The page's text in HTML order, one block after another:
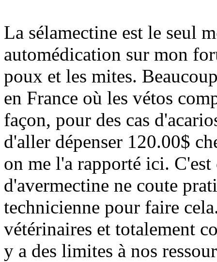
La sélamectine est le seul
automédication sur mon
poux et les mites.
en France où les vétos
façon, pour des cas
d'aller dépenser 120.00$
on me l'a rapporté ici.
d'avermectine ne coute
technicienne pour faire
vétérinaires et totalement
y a des limites à nos